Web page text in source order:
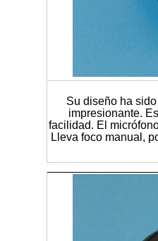
Su diseño ha
impresionante.
facilidad. El
Lleva foco manual,